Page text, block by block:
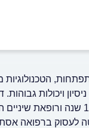
הטכנולוגיות
ויכולות
כבר 30 שנה, ואוחזת בכמה תארים: מרדימה
לעסוק ברפואה